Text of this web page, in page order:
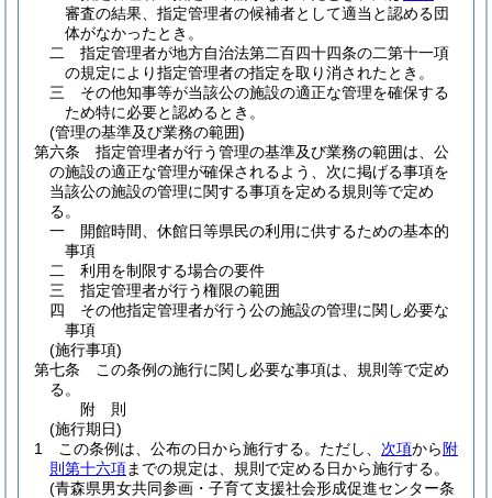
審査の結果、指定管理者の候補者として適当と認める団
体がなかったとき。
二
指定管理者が地方自治法第二百四十四条の二第十一項
の規定により指定管理者の指定を取り消されたとき。
三
その他知事等が当該公の施設の適正な管理を確保する
ため特に必要と認めるとき。
(管理の基準及び業務の範囲)
第六条
指定管理者が行う管理の基準及び業務の範囲は、公
の施設の適正な管理が確保されるよう、次に掲げる事項を
当該公の施設の管理に関する事項を定める規則等で定め
る。
一
開館時間、休館日等県民の利用に供するための基本的
事項
二
利用を制限する場合の要件
三
指定管理者が行う権限の範囲
四
その他指定管理者が行う公の施設の管理に関し必要な
事項
(施行事項)
第七条
この条例の施行に関し必要な事項は、規則等で定め
る。
附 則
(施行期日)
1
この条例は、公布の日から施行する。 ただし、 次項から 附
則第十六項までの規定は、規則で定める日から施行する。
(青森県男女共同参画・子育て支援社会形成促進センター条